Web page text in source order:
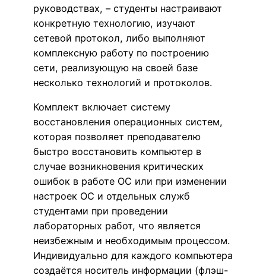
руководствах, – студенты настраивают
конкретную технологию, изучают
сетевой протокол, либо выполняют
комплексную работу по построению
сети, реализующую на своей базе
несколько технологий и протоколов.
Комплект включает систему
восстановления операционных систем,
которая позволяет преподавателю
быстро восстановить компьютер в
случае возникновения критических
ошибок в работе ОС или при изменении
настроек ОС и отдельных служб
студентами при проведении
лабораторных работ, что является
неизбежным и необходимым процессом.
Индивидуально для каждого компьютера
создаётся носитель информации (флэш-